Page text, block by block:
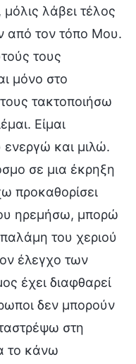
λάβει τέλος
από τον τόπο Μου.
τους
μόνο στο
τακτοποιήσω
Είμαι
ενεργώ και μιλώ.
σε μια έκρηξη
προκαθορίσει
ηρεμήσω, μπορώ
του χεριού
έλεγχο των
έχει διαφθαρεί
δεν μπορούν
στη
το κάνω